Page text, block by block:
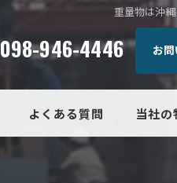
重量物は沖
098-946-4446 お
よくある質問 当社の